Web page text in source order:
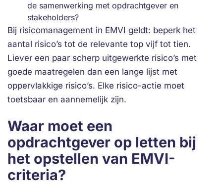
de samenwerking met opdrachtgever en
stakeholders?
Bij risicomanagement in EMVI geldt: beperk het
aantal risico’s tot de relevante top vijf tot tien.
Liever een paar scherp uitgewerkte risico’s met
goede maatregelen dan een lange lijst met
oppervlakkige risico’s. Elke risico-actie moet
toetsbaar en aannemelijk zijn.
Waar moet een
opdrachtgever op letten bij
het opstellen van EMVI-
criteria?